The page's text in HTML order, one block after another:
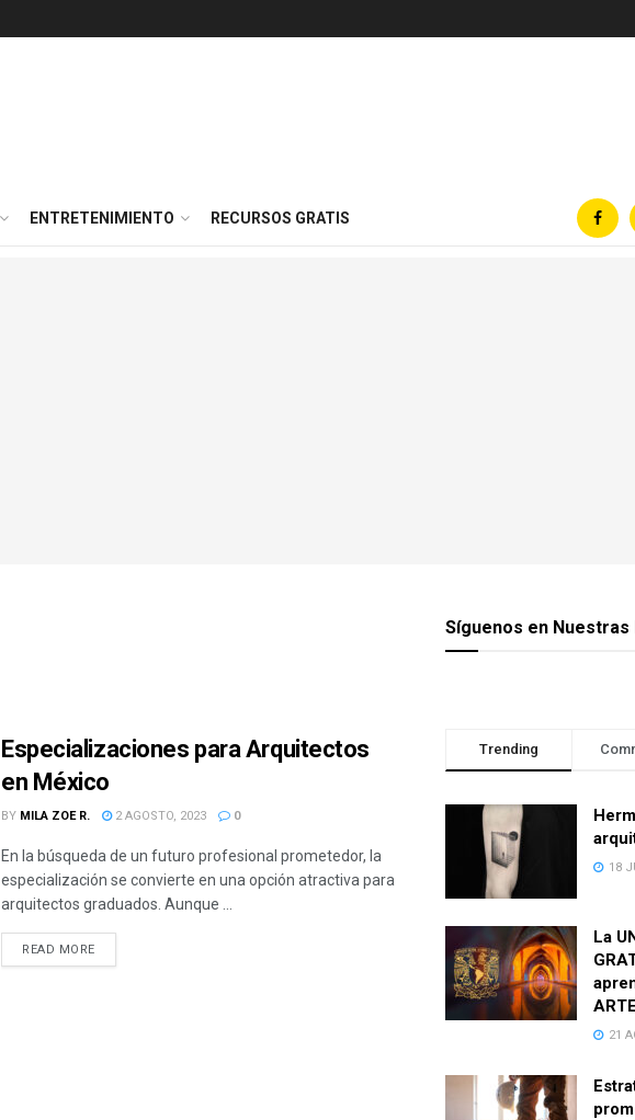
ENTRETENIMIENTO RECURSOS GRATIS
Especializaciones para Arquitectos
en México
BY MILA ZOE R. 2 AGOSTO, 2023 0
En la búsqueda de un futuro profesional prometedor, la
especialización se convierte en una opción atractiva para
arquitectos graduados. Aunque ...
READ MORE
Síguenos en Nuestras
Trending
18
La
21